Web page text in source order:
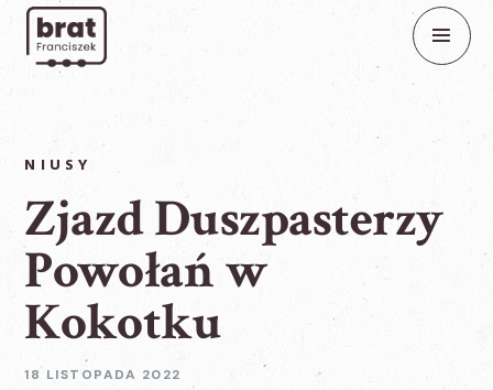
NIUSY
Zjazd Duszpasterzy
Powołań w
Kokotku
18 LISTOPADA 2022